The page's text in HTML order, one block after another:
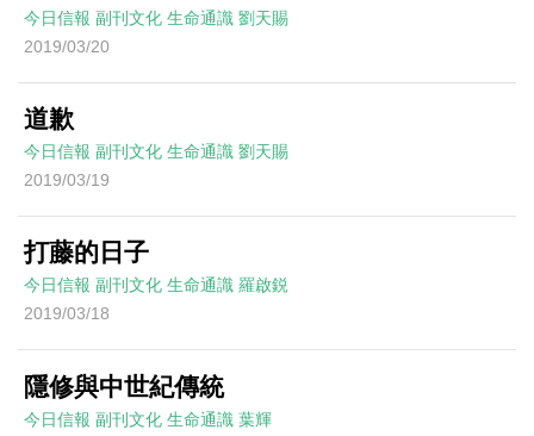
今日信報 副刊文化 生命通識 劉天賜
2019/03/20
道歉
今日信報 副刊文化 生命通識 劉天賜
2019/03/19
打藤的日子
今日信報 副刊文化 生命通識 羅啟鋭
2019/03/18
隱修與中世紀傳統
今日信報 副刊文化 生命通識 葉輝